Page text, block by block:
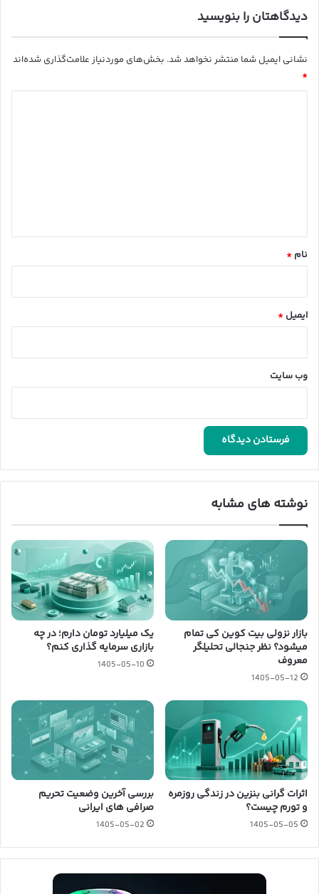
دیدگاهتان را بنویسید
نشانی ایمیل شما منتشر نخواهد شد. بخش‌های موردنیاز علامت‌گذاری شده‌اند
*
نام *
ایمیل *
وب‌ سایت
نوشته های مشابه
بازار نزولی بیت کوین کی تمام
میشود؟ نظر جنجالی تحلیلگر
معروف
1405-05-12
یک میلیارد تومان دارم؛ در چه
بازاری سرمایه گذاری کنم؟
1405-05-10
اثرات گرانی بنزین در زندگی روزمره
و تورم چیست؟
1405-05-05
بررسی آخرین وضعیت تحریم
صرافی های ایرانی
1405-05-02